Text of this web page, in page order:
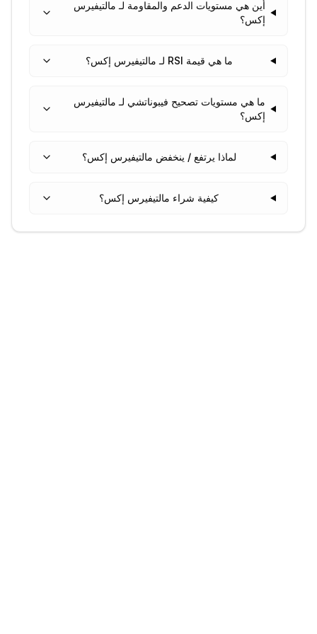
أين هي مستويات الدعم والمقاومة لـ مالتيفيرس
إكس؟
ما هي قيمة RSI لـ مالتيفيرس إكس؟
ما هي مستويات تصحيح فيبوناتشي لـ مالتيفيرس
إكس؟
لماذا يرتفع / ينخفض مالتيفيرس إكس؟
كيفية شراء مالتيفيرس إكس؟